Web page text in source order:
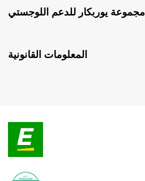
مجموعة يوربكار للدعم اللوجستي
المعلومات القانونية